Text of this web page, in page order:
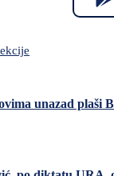
unazad plaši